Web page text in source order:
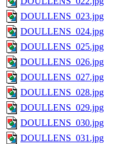
DOULLENS_023.jpg
DOULLENS_024.jpg
DOULLENS_025.jpg
DOULLENS_026.jpg
DOULLENS_027.jpg
DOULLENS_028.jpg
DOULLENS_029.jpg
DOULLENS_030.jpg
DOULLENS_031.jpg